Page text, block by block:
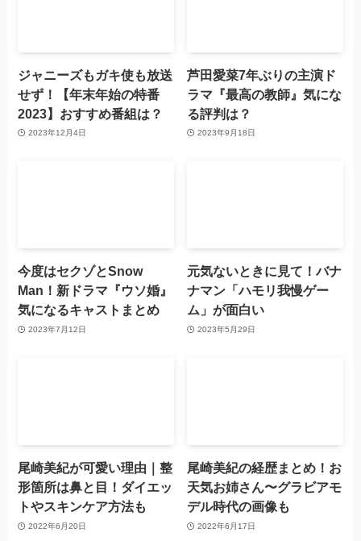
ジャニーズもガキ使も放送
せず！【年末年始の特番
2023】おすすめ番組は？
2023年12月4日
芦田愛菜7年ぶりの主演ド
ラマ『最高の教師』気にな
る評判は？
2023年9月18日
今度はセクゾとSnow
Man！新ドラマ『ウソ婚』
気になるキャストまとめ
2023年7月12日
元気ないときに見て！バナ
ナマン「ハモリ我慢ゲー
ム」が面白い
2023年5月29日
尾崎美紀が可愛い理由｜整
形箇所は鼻と目！ダイエッ
トやスキンケア方法も
2022年6月20日
尾崎美紀の経歴まとめ！お
天気お姉さん〜グラビアモ
デル時代の画像も
2022年6月17日